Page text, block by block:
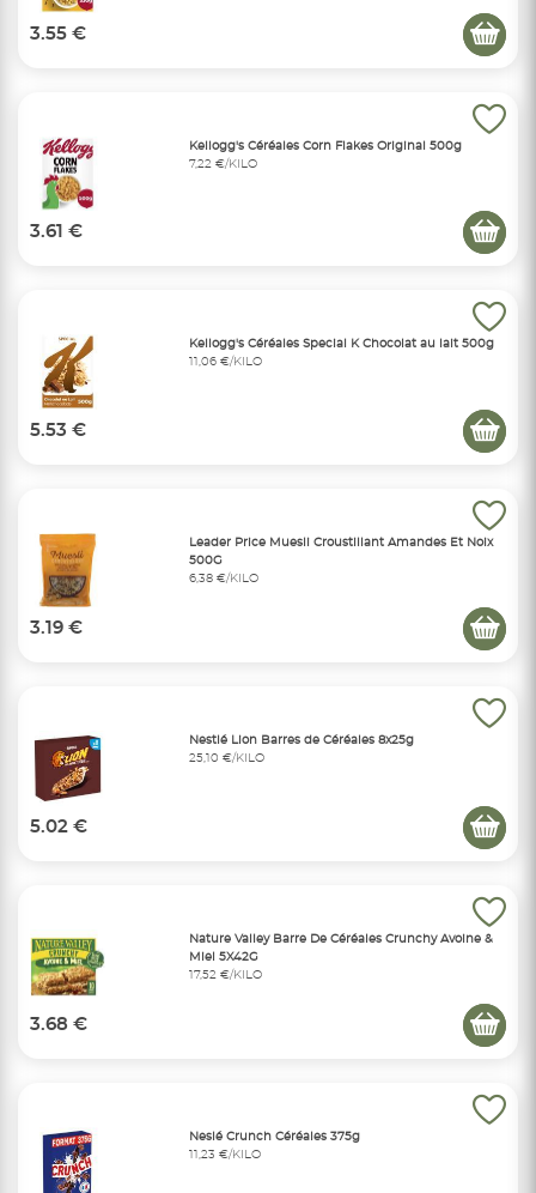
3.55 €
Kellogg's Céréales Corn Flakes Original 500g
7,22 €/KILO
3.61 €
Kellogg's Céréales Special K Chocolat au lait 500g
11,06 €/KILO
5.53 €
Leader Price Muesli Croustillant Amandes Et Noix
500G
6,38 €/KILO
3.19 €
Nestlé Lion Barres de Céréales 8x25g
25,10 €/KILO
5.02 €
Nature Valley Barre De Céréales Crunchy Avoine &
Miel 5X42G
17,52 €/KILO
3.68 €
Neslé Crunch Céréales 375g
11,23 €/KILO